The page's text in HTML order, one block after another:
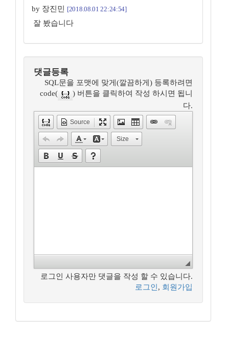
by 장진민 [2018.08.01 22:24:54]
잘 봤습니다
댓글등록
SQL문을 포맷에 맞게(깔끔하게) 등록하려면
code(
) 버튼을 클릭하여 작성 하시면 됩니
다.
Source
Size
로그인 사용자만 댓글을 작성 할 수 있습니다.
로그인 , 회원가입